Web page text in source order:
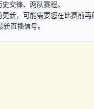
交锋、两队赛程。
更新，可能需要您在比赛前
直播信号。